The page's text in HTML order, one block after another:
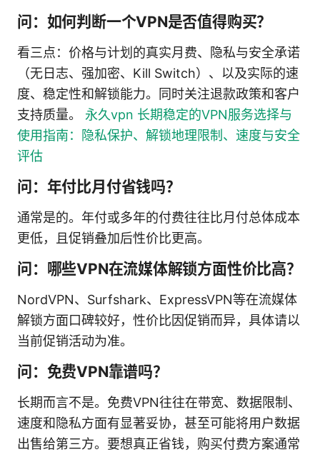
问：如何判断一个VPN是否值得购买？
看三点：价格与计划的真实月费、隐私与安全承诺
（无日志、强加密、Kill Switch）、以及实际的速
度、稳定性和解锁能力。同时关注退款政策和客户
支持质量。 永久vpn 长期稳定的VPN服务选择与
使用指南：隐私保护、解锁地理限制、速度与安全
评估
问：年付比月付省钱吗？
通常是的。年付或多年的付费往往比月付总体成本
更低，且促销叠加后性价比更高。
问：哪些VPN在流媒体解锁方面性价比高？
NordVPN、Surfshark、ExpressVPN等在流媒体
解锁方面口碑较好，性价比因促销而异，具体请以
当前促销活动为准。
问：免费VPN靠谱吗？
长期而言不是。免费VPN往往在带宽、数据限制、
速度和隐私方面有显著妥协，甚至可能将用户数据
出售给第三方。要想真正省钱，购买付费方案通常